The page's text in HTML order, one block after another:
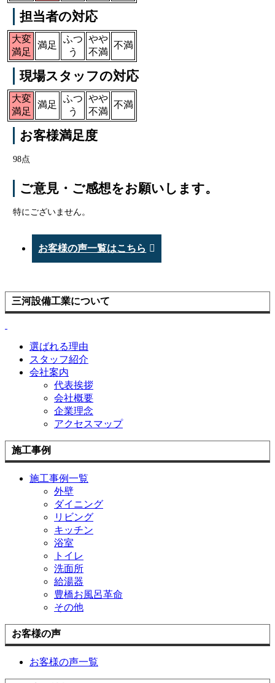
担当者の対応
大変
満足
満足
ふつ
う
やや
不満
不満
現場スタッフの対応
大変
満足
満足
ふつ
う
やや
不満
不満
お客様満足度
98点
ご意見・ご感想をお願いします。
特にございません。
お客様の声一覧はこちら
三河設備工業について
選ばれる理由
スタッフ紹介
会社案内
代表挨拶
会社概要
企業理念
アクセスマップ
施工事例
施工事例一覧
外壁
ダイニング
リビング
キッチン
浴室
トイレ
洗面所
給湯器
豊橋お風呂革命
その他
お客様の声
お客様の声一覧